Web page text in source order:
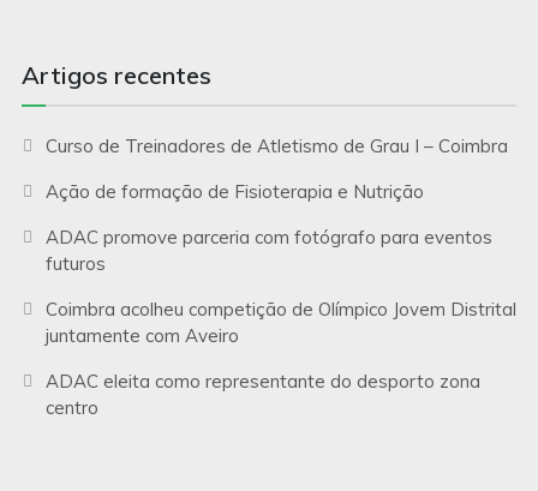
Artigos recentes
Curso de Treinadores de Atletismo de Grau I – Coimbra
Ação de formação de Fisioterapia e Nutrição
ADAC promove parceria com fotógrafo para eventos
futuros
Coimbra acolheu competição de Olímpico Jovem Distrital
juntamente com Aveiro
ADAC eleita como representante do desporto zona
centro